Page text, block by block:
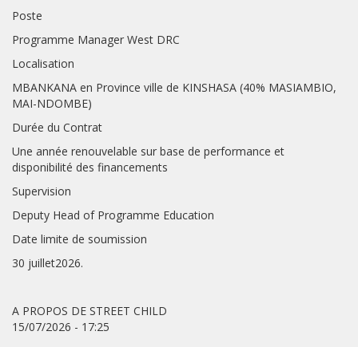
Poste
Programme Manager West DRC
Localisation
MBANKANA en Province ville de KINSHASA (40% MASIAMBIO,
MAI-NDOMBE)
Durée du Contrat
Une année renouvelable sur base de performance et
disponibilité des financements
Supervision
Deputy Head of Programme Education
Date limite de soumission
30 juillet2026.
A PROPOS DE STREET CHILD
15/07/2026 - 17:25